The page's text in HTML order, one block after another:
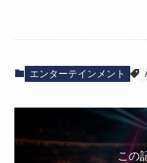
エンターテインメント
この